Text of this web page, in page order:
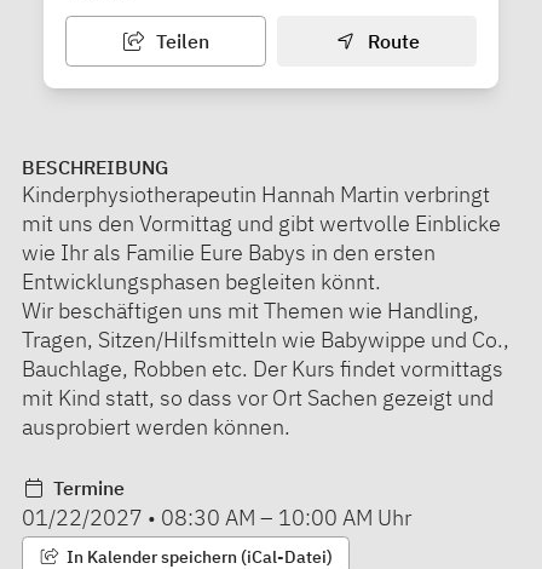
Teilen Route
BESCHREIBUNG
Kinderphysiotherapeutin Hannah Martin verbringt
mit uns den Vormittag und gibt wertvolle Einblicke
wie Ihr als Familie Eure Babys in den ersten
Entwicklungsphasen begleiten könnt.
Wir beschäftigen uns mit Themen wie Handling,
Tragen, Sitzen/Hilfsmitteln wie Babywippe und Co.,
Bauchlage, Robben etc. Der Kurs findet vormittags
mit Kind statt, so dass vor Ort Sachen gezeigt und
ausprobiert werden können.
Termine
01/22/2027 • 08:30 AM – 10:00 AM Uhr
In Kalender speichern (iCal-Datei)